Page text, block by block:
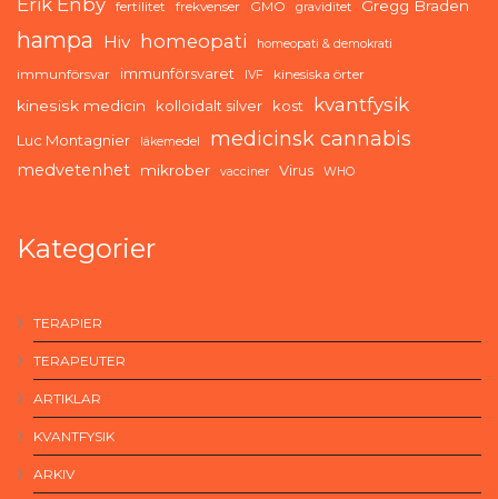
Erik Enby fertilitet frekvenser GMO graviditet Gregg Braden
hampa Hiv homeopati homeopati & demokrati
immunförsvar immunförsvaret IVF kinesiska örter
kinesisk medicin kolloidalt silver kost kvantfysik
Luc Montagnier läkemedel medicinsk cannabis
medvetenhet mikrober vacciner Virus WHO
Kategorier
TERAPIER
TERAPEUTER
ARTIKLAR
KVANTFYSIK
ARKIV